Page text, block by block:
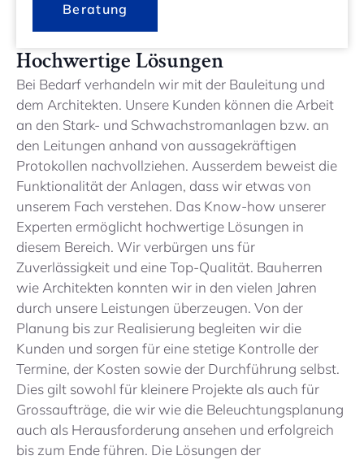
Beratung
Hochwertige Lösungen
Bei Bedarf verhandeln wir mit der Bauleitung und
dem Architekten. Unsere Kunden können die Arbeit
an den Stark- und Schwachstromanlagen bzw. an
den Leitungen anhand von aussagekräftigen
Protokollen nachvollziehen. Ausserdem beweist die
Funktionalität der Anlagen, dass wir etwas von
unserem Fach verstehen. Das Know-how unserer
Experten ermöglicht hochwertige Lösungen in
diesem Bereich. Wir verbürgen uns für
Zuverlässigkeit und eine Top-Qualität. Bauherren
wie Architekten konnten wir in den vielen Jahren
durch unsere Leistungen überzeugen. Von der
Planung bis zur Realisierung begleiten wir die
Kunden und sorgen für eine stetige Kontrolle der
Termine, der Kosten sowie der Durchführung selbst.
Dies gilt sowohl für kleinere Projekte als auch für
Grossaufträge, die wir wie die Beleuchtungsplanung
auch als Herausforderung ansehen und erfolgreich
bis zum Ende führen. Die Lösungen der